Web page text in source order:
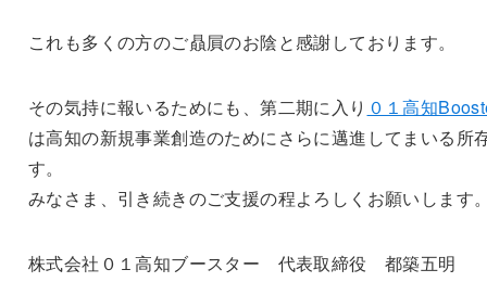
これも多くの方のご贔屓のお陰と感謝しております。
その気持に報いるためにも、第二期に入り ０１高知
は高知の新規事業創造のためにさらに邁進してまいる所
す。
みなさま、引き続きのご支援の程よろしくお願いします
株式会社０１高知ブースター 代表取締役 都築五明